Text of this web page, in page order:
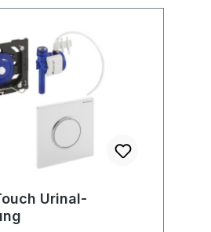
Urinal-